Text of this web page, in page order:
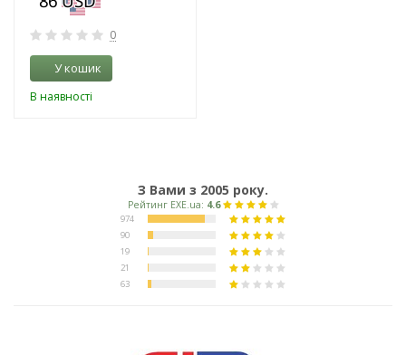
0
У кошик
В наявності
З Вами з 2005 року.